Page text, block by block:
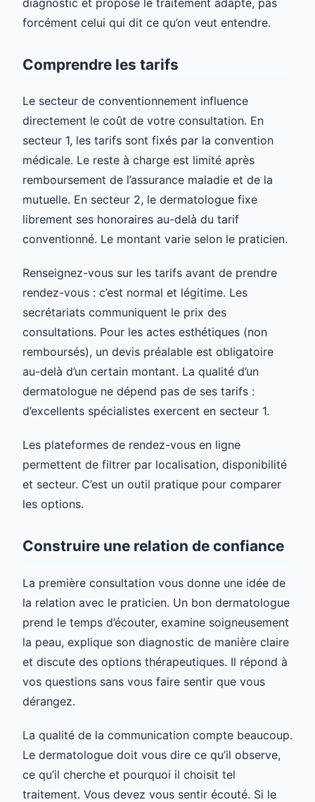
forcément celui qui dit ce qu’on veut entendre.
Comprendre les tarifs
Le secteur de conventionnement influence
directement le coût de votre consultation. En
secteur 1, les tarifs sont fixés par la convention
médicale. Le reste à charge est limité après
remboursement de l’assurance maladie et de la
mutuelle. En secteur 2, le dermatologue fixe
librement ses honoraires au-delà du tarif
conventionné. Le montant varie selon le praticien.
Renseignez-vous sur les tarifs avant de prendre
rendez-vous : c’est normal et légitime. Les
secrétariats communiquent le prix des
consultations. Pour les actes esthétiques (non
remboursés), un devis préalable est obligatoire
au-delà d’un certain montant. La qualité d’un
dermatologue ne dépend pas de ses tarifs :
d’excellents spécialistes exercent en secteur 1.
Les plateformes de rendez-vous en ligne
permettent de filtrer par localisation, disponibilité
et secteur. C’est un outil pratique pour comparer
les options.
Construire une relation de confiance
La première consultation vous donne une idée de
la relation avec le praticien. Un bon dermatologue
prend le temps d’écouter, examine soigneusement
la peau, explique son diagnostic de manière claire
et discute des options thérapeutiques. Il répond à
vos questions sans vous faire sentir que vous
dérangez.
La qualité de la communication compte beaucoup.
Le dermatologue doit vous dire ce qu’il observe,
ce qu’il cherche et pourquoi il choisit tel
traitement. Vous devez vous sentir écouté. Si le